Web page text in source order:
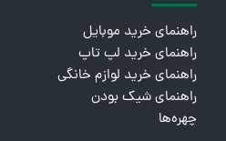
راهنمای خرید موبایل
راهنمای خرید لپ تاپ
راهنمای خرید لوازم خانگی
راهنمای شیک بودن
چهره‌ها